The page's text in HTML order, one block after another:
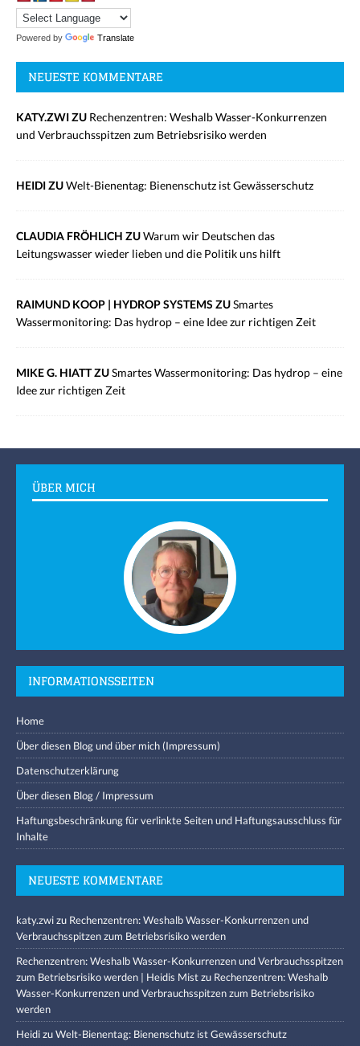
Powered by Translate
NEUESTE KOMMENTARE
KATY.ZWI ZU Rechenzentren: Weshalb Wasser-Konkurrenzen
und Verbrauchsspitzen zum Betriebsrisiko werden
HEIDI ZUWelt-Bienentag: Bienenschutz ist Gewässerschutz
CLAUDIA FRÖHLICH ZUWarum wir Deutschen das
Leitungswasser wieder lieben und die Politik uns hilft
RAIMUND KOOP | HYDROP SYSTEMS ZUSmartes
Wassermonitoring: Das hydrop – eine Idee zur richtigen Zeit
MIKE G. HIATT ZUSmartes Wassermonitoring: Das hydrop – eine
Idee zur richtigen Zeit
ÜBER MICH
INFORMATIONSSEITEN
Home
Über diesen Blog und über mich (Impressum)
Datenschutzerklärung
Über diesen Blog / Impressum
Haftungsbeschränkung für verlinkte Seiten und Haftungsausschluss für
Inhalte
NEUESTE KOMMENTARE
katy.zwizu Rechenzentren: Weshalb Wasser-Konkurrenzen und
Verbrauchsspitzen zum Betriebsrisiko werden
Rechenzentren: Weshalb Wasser-Konkurrenzen und Verbrauchsspitzen
zum Betriebsrisiko werden | Heidis Mistzu Rechenzentren: Weshalb
Wasser-Konkurrenzen und Verbrauchsspitzen zum Betriebsrisiko
werden
HeidizuWelt-Bienentag: Bienenschutz ist Gewässerschutz